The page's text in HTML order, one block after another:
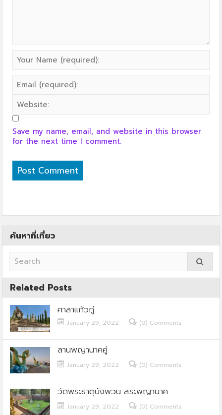
Save my name, email, and website in this browser
for the next time I comment.
ค้นหาที่เที่ยว
Related Posts
ศาลาแก้วกู่
January 29, 2022 (0) Comments
ลานพญานาคคู่
January 29, 2022 (0) Comments
วัดพระธาตุบังพวน สระพญานาค
January 29, 2022 (0) Comments